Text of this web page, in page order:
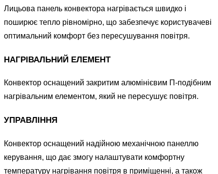
Лицьова панель конвектора нагрівається швидко і
поширює тепло рівномірно, що забезпечує користувачеві
оптимальний комфорт без пересушування повітря.
НАГРІВАЛЬНИЙ ЕЛЕМЕНТ
Конвектор оснащений закритим алюмінієвим П-подібним
нагрівальним елементом, який не пересушує повітря.
УПРАВЛІННЯ
Конвектор оснащений надійною механічною панеллю
керування, що дає змогу налаштувати комфортну
температуру нагрівання повітря в приміщенні, а також